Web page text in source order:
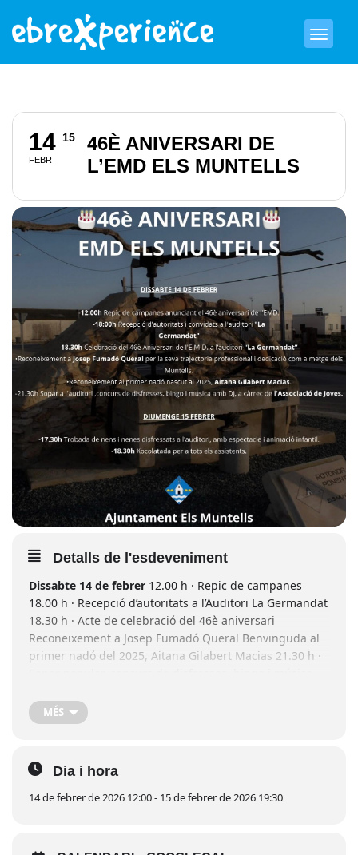
14
FEBR
15
46È ANIVERSARI DE
L’EMD ELS MUNTELLS
Detalls de l'esdeveniment
Dissabte 14 de febrer 12.00 h · Repic de campanes
18.00 h · Recepció d’autoritats a l’Auditori La Germandat
18.30 h · Acte de celebració del 46è aniversari
Reconeixement a Josep Fumadó Queral Benvinguda al
primer nadó del 2025, Aitana Gilabert Macias 21.30 h ·
febrer17.30 h · Trobada de nens i nenes disfressats
amb espectacle infantil 18.30 h · Xocolatada per a
la festa del poble!
MÉS
Dia i hora
14 de febrer de 2026 12:00 - 15 de febrer de 2026 19:30